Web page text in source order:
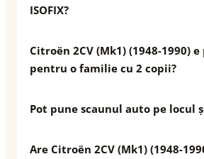
ISOFIX?
Citroën 2CV (Mk1) (1948-1990)
pentru o familie cu 2 copii?
Pot pune scaunul auto pe locul
Are Citroën 2CV (Mk1) (1948-